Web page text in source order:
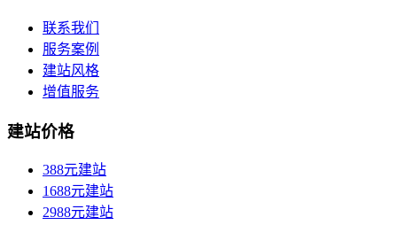
联系我们
服务案例
建站风格
增值服务
建站价格
388元建站
1688元建站
2988元建站